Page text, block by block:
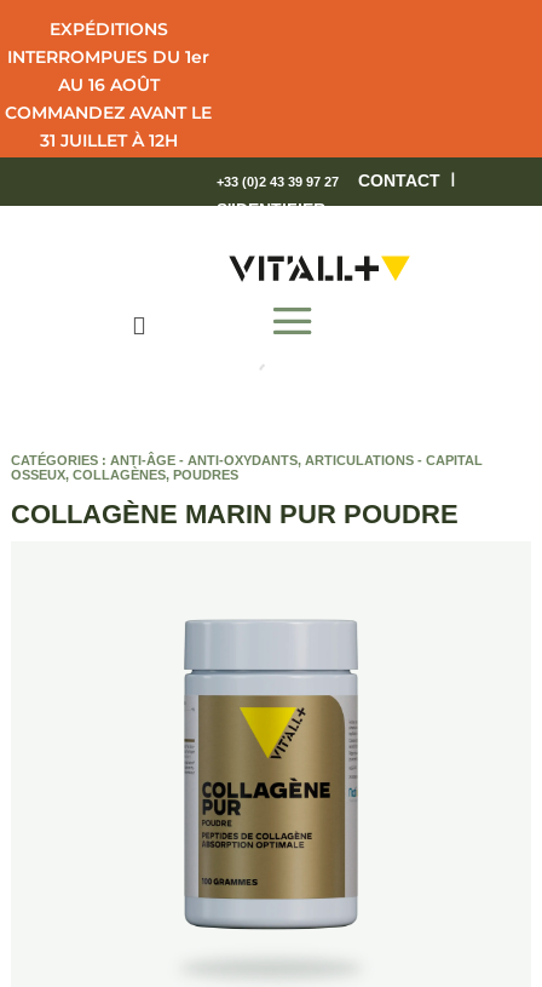
EXPÉDITIONS
INTERROMPUES DU 1er
AU 16 AOÛT
COMMANDEZ AVANT LE
31 JUILLET À 12H
+33 (0)2 43 39 97 27 CONTACT I
S'IDENTIFIER

CATÉGORIES : ANTI-ÂGE - ANTI-OXYDANTS, ARTICULATIONS - CAPITAL
OSSEUX, COLLAGÈNES, POUDRES
COLLAGÈNE MARIN PUR POUDRE